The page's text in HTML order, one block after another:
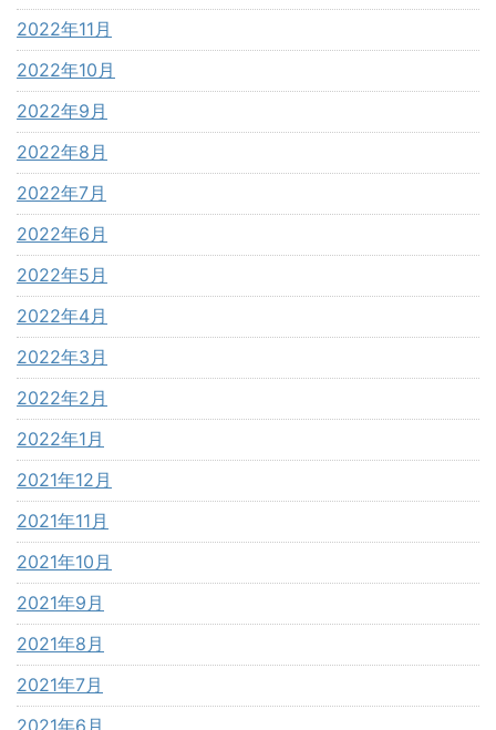
2022年11月
2022年10月
2022年9月
2022年8月
2022年7月
2022年6月
2022年5月
2022年4月
2022年3月
2022年2月
2022年1月
2021年12月
2021年11月
2021年10月
2021年9月
2021年8月
2021年7月
2021年6月